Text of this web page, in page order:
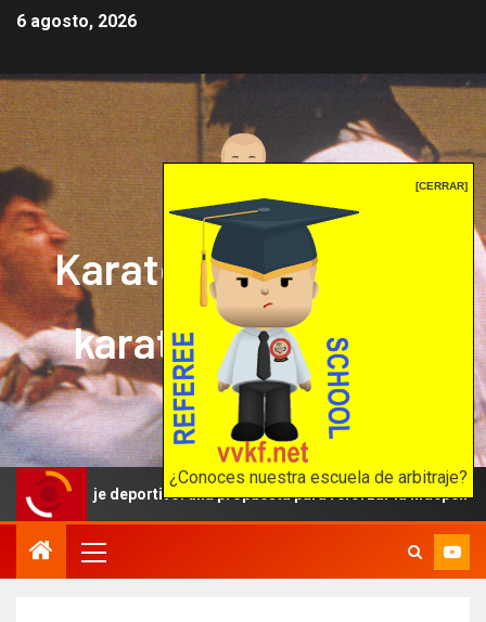
[CERRAR]
¿Conoces nuestra escuela de arbitraje?
6 agosto, 2026
Karate mrprepor: el
karate en internet
El karate en internet
deportivo: una propuesta para reforzar la independencia